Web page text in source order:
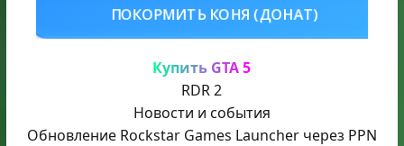
КУПИТЬ GTA 5
Купить GTA 5
RDR 2
Новости и события
Обновление Rockstar Games Launcher через PPN